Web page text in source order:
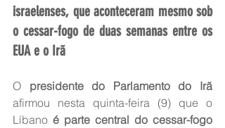
israelenses, que aconteceram mesmo sob
o cessar-fogo de duas semanas entre os
EUA e o Irã
O presidente do Parlamento do Irã
afirmou nesta quinta-feira (9) que o
Líbano é parte central do cessar-fogo